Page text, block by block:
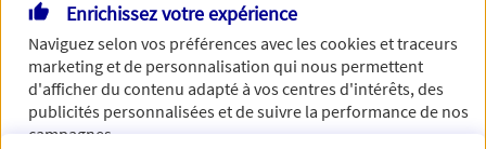
Si besoin, vous pouvez nous joindre via notre page de
contact.
> Nous contacter
Enrichissez votre expérience
Naviguez selon vos préférences avec lescookies et traceurs
marketing et de personnalisation qui nous permettent
d'afficher du contenu adapté à vos centres d'intérêts, des
publicités personnalisées et de suivre la performance de nos
campagnes.